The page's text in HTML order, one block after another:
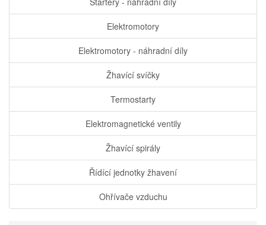
Elektromotory
Elektromotory - náhradní díly
Žhavící svíčky
Termostarty
Elektromagnetické ventily
Žhavící spirály
Řídící jednotky žhavení
Ohřívače vzduchu